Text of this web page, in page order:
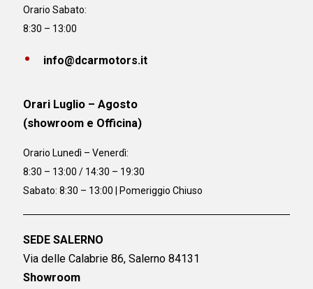
Orario Sabato:
8:30 – 13:00
info@dcarmotors.it
Orari Luglio – Agosto
(showroom e Officina)
Orario Lunedì – Venerdì:
8:30 – 13:00 / 14:30 – 19:30
Sabato: 8:30 – 13:00 | Pomeriggio Chiuso
SEDE SALERNO
Via delle Calabrie 86, Salerno 84131
Showroom